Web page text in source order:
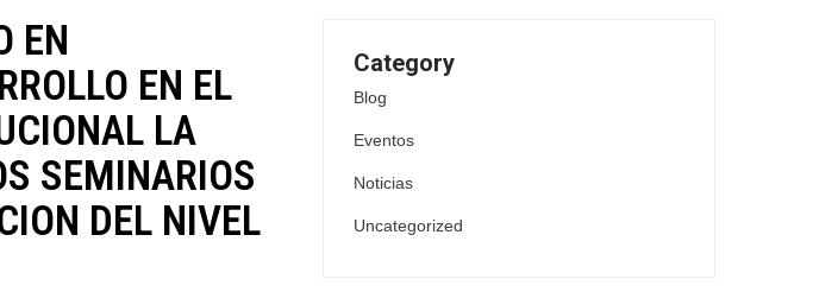
EN
EN EL
LA
SEMINARIOS
DEL NIVEL
Category
Blog
Eventos
Noticias
Uncategorized